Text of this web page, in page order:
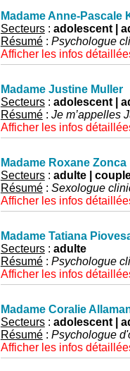
Madame Anne-Pascale
Secteurs: adolescent |
Résumé: Psychologue
Afficher les infos
Madame Justine Muller
Secteurs: adolescent |
Résumé: Je m’appelles
Afficher les infos
Madame Roxane Zonca
Secteurs: adulte |
Résumé: Sexologue
Afficher les infos
Madame Tatiana
Secteurs: adulte
Résumé: Psychologue
Afficher les infos
Madame Coralie
Secteurs: adolescent |
Résumé: Psychologue
Afficher les infos